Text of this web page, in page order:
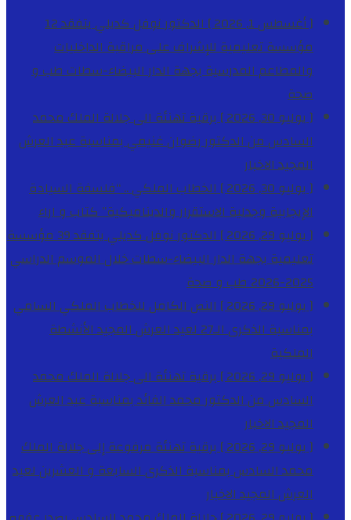
[ أغسطس 1, 2026 ]
الدكتور نوفل كديلي يتفقد 12
مؤسسة تعليمية للإشراف على مراقبة الداخليات
والمطاعم المدرسية بجهة الدار البيضاء-سطاتطب و
صحة
[ يوليو 30, 2026 ]
برقية تهنئة الى جلالة الملك محمد
السادس من الدكتور رضوان غنيمي بمناسبة عيد العرش
المجيدالاخبار
[ يوليو 30, 2026 ]
الخطاب الملكي .. “فلسفة السيادة
الإيجابية وجدلية الاستقرار والديناميكية”كتاب و اراء
[ يوليو 29, 2026 ]
الدكتور نوفل كديلي يتفقد 39 مؤسسة
تعليمية بجهة الدار البيضاء-سطات خلال الموسم الدراسي
2025-2026
طب و صحة
[ يوليو 29, 2026 ]
النص الكامل للخطاب الملكي السامي
بمناسبة الذكرى الـ27 لعيد العرش المجيد
الأنشطة
الملكية
[ يوليو 29, 2026 ]
برقية تهنئة الى جلالة الملك محمد
السادس من الدكتور محمد الفائد بمناسبة عيد العرش
المجيدالاخبار
[ يوليو 29, 2026 ]
برقية تهنئة مرفوعة إلى جلالة الملك
محمد السادس بمناسبة الذكرى السابعة و العشرين لعيد
العرش المجيدالاخبار